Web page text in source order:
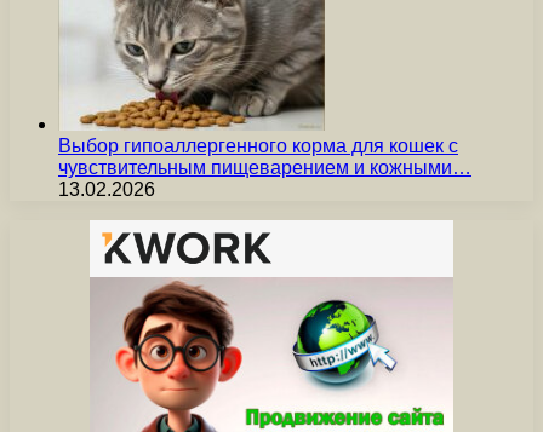
Выбор гипоаллергенного корма для кошек с
чувствительным пищеварением и кожными…
13.02.2026